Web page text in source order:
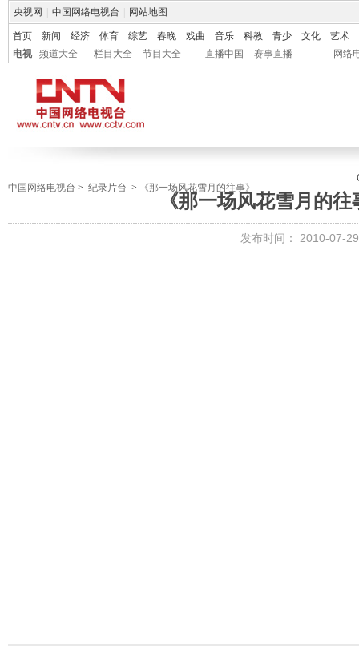
央视网 中国网络电视台 网站地图
首页 新闻 经济 体育 综艺 春晚 戏曲 音乐 科教 青少 文化
艺术
电视
频道大全 栏目大全 节目大全 直播中国 赛事直播 网络
中国网络电视台 > 纪录片台 > 《那一场风花雪月的往事》
《那一场风花雪月的
发布时间： 2010-07-